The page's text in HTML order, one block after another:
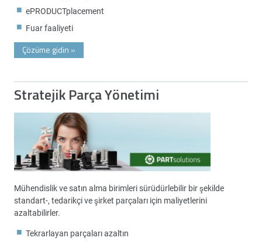
ePRODUCTplacement
Fuar faaliyeti
Çözüme gidin »
Stratejik Parça Yönetimi
Mühendislik ve satın alma birimleri sürüdürlebilir bir şekilde
standart-, tedarikçi ve şirket parçaları için maliyetlerini
azaltabilirler.
Tekrarlayan parçaları azaltın